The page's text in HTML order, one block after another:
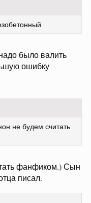
было валить
ошибку
не будем считать
фанфиком.) Сын
писал.